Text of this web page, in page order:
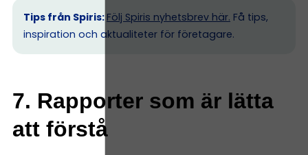
Tips från Spiris: Följ Spiris nyhetsbrev här. Få tips,
inspiration och aktualiteter för företagare.
7. Rapporter som är lätta
att förstå